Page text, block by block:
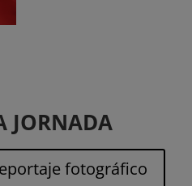
JORNADA
fotográfico